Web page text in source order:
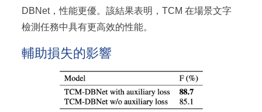
DBNet，性能更優。該結果表明，TCM 在場景文字
檢測任務中具有更高效的性能。
輔助損失的影響